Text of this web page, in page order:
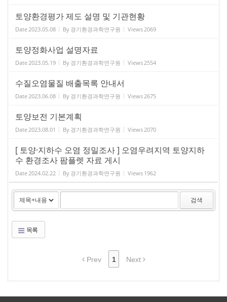
토양환경평가 제도 설명 및 기관현황
Date2023.05.08 By 경기환경과학연구원 Views2069
토양정화사업 설명자료
Date2023.05.19 By 경기환경과학연구원 Views2554
수질오염물질 배출목록 안내서
Date2023.06.08 By 경기환경과학연구원 Views2675
토양보전 기본계획
Date2023.08.01 By 경기환경과학연구원 Views2070
[ 토양·지하수 오염 정밀조사 ] 오염우려지역 토양지하
수 환경조사 팜플렛 자료 게시
Date2024.02.22 By 경기환경과학연구원 Views 1962
검색
목록
Prev 1 Next